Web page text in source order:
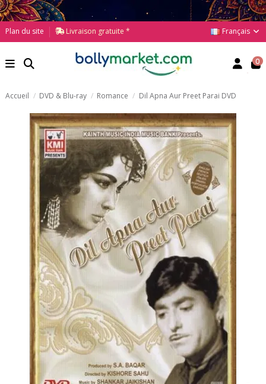
Plan du site Livraison gratuite * Français
0
Accueil DVD & Blu-ray Romance Dil Apna Aur Preet Parai DVD